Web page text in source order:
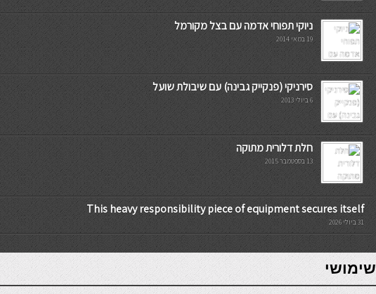
ניוקי תפוחי אדמה עם בצל מקורמל
19 במאי 2014
סירניקי (פנקייק גבינה) עם שיבולת שועל
6 ביולי 2013
חלת דלורית מתוקה
13 בספטמבר 2015
This heavy responsibility piece of equipment secures itself
31 ביולי 2026
7slots
seriöse online casinos österreich
שימושי